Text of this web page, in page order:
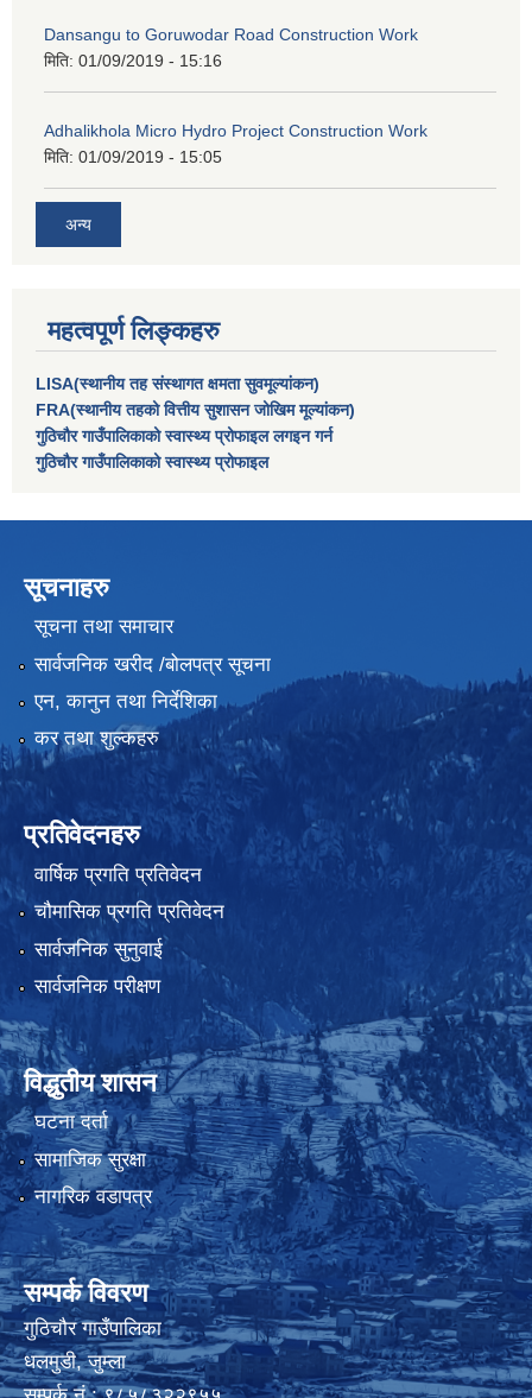
Dansangu to Goruwodar Road Construction Work
मिति: 01/09/2019 - 15:16
Adhalikhola Micro Hydro Project Construction Work
मिति: 01/09/2019 - 15:05
अन्य
महत्वपूर्ण लिङ्कहरु
LISA(स्थानीय तह संस्थागत क्षमता सुवमूल्यांकन)
FRA(स्थानीय तहको वित्तीय सुशासन जोखिम मूल्यांकन)
गुठिचौर गाउँपालिकाको स्वास्थ्य प्रोफाइल लगइन गर्न
गुठिचौर गाउँपालिकाको स्वास्थ्य प्रोफाइल
सूचनाहरु
सूचना तथा समाचार
सार्वजनिक खरीद /बोलपत्र सूचना
एन, कानुन तथा निर्देशिका
कर तथा शुल्कहरु
प्रतिवेदनहरु
वार्षिक प्रगति प्रतिवेदन
चौमासिक प्रगति प्रतिवेदन
सार्वजनिक सुनुवाई
सार्वजनिक परीक्षण
विद्धुतीय शासन
घटना दर्ता
सामाजिक सुरक्षा
नागरिक वडापत्र
सम्पर्क विवरण
गुठिचौर गाउँपालिका
धलमुडी, जुम्ला